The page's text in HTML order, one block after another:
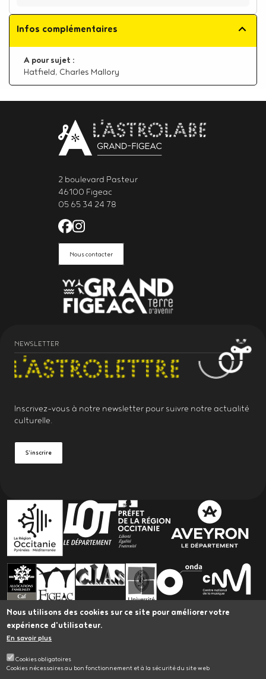
Nous utilisons des cookies sur ce site pour améliorer votre
expérience d'utilisateur.
En savoir plus
Cookies obligatoires
Cookies nécessaires au bon fonctionnement et à la sécurité du site web
Infos complémentaires
A pour sujet :
Hatfield, Charles Mallory
2 boulevard Pasteur
46100 Figeac
05 65 34 24 78
Facebook de l'Astrolabe Grand
Instagram de l'Astrolabe Grand
Nous contacter
NEWSLETTER
Inscrivez-vous à notre newsletter pour suivre notre actualité
culturelle.
S'inscrire
PARTENAIRES
Européen de Développement Régional.